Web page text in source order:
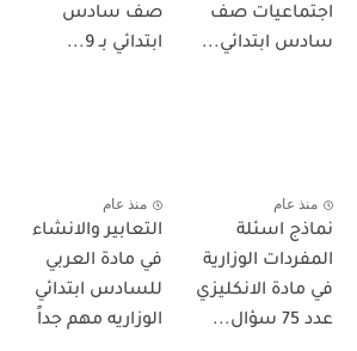
اجتماعيات صف
سادس ابتدائي...
صف سادس
ابتدائي بـ 9...
منذ عام
نماذج اسئلة
المفردات الوزارية
في مادة الانكليزي
عدد 75 سؤال...
منذ عام
التعابير والانشاء
في مادة العربي
للسادس ابتدائي
الوزاريه مهم جداً